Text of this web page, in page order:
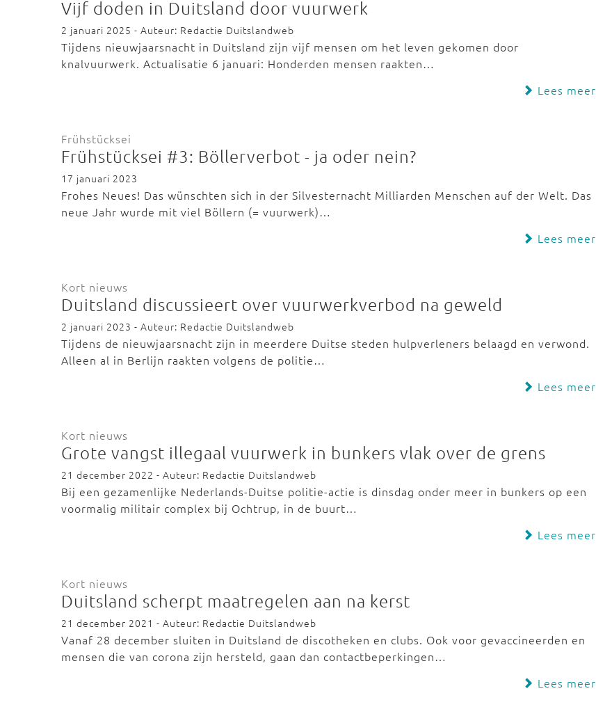
Vijf doden in Duitsland door vuurwerk
2 januari 2025 - Auteur: Redactie Duitslandweb
Tijdens nieuwjaarsnacht in Duitsland zijn vijf mensen om het leven gekomen door
knalvuurwerk. Actualisatie 6 januari: Honderden mensen raakten…
Lees meer
Frühstücksei
Frühstücksei #3: Böllerverbot - ja oder nein?
17 januari 2023
Frohes Neues! Das wünschten sich in der Silvesternacht Milliarden Menschen auf der Welt. Das
neue Jahr wurde mit viel Böllern (= vuurwerk)…
Lees meer
Kort nieuws
Duitsland discussieert over vuurwerkverbod na geweld
2 januari 2023 - Auteur: Redactie Duitslandweb
Tijdens de nieuwjaarsnacht zijn in meerdere Duitse steden hulpverleners belaagd en verwond.
Alleen al in Berlijn raakten volgens de politie…
Lees meer
Kort nieuws
Grote vangst illegaal vuurwerk in bunkers vlak over de grens
21 december 2022 - Auteur: Redactie Duitslandweb
Bij een gezamenlijke Nederlands-Duitse politie-actie is dinsdag onder meer in bunkers op een
voormalig militair complex bij Ochtrup, in de buurt…
Lees meer
Kort nieuws
Duitsland scherpt maatregelen aan na kerst
21 december 2021 - Auteur: Redactie Duitslandweb
Vanaf 28 december sluiten in Duitsland de discotheken en clubs. Ook voor gevaccineerden en
mensen die van corona zijn hersteld, gaan dan contactbeperkingen…
Lees meer